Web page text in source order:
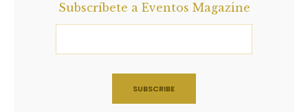
Subscríbete a Eventos Magazine